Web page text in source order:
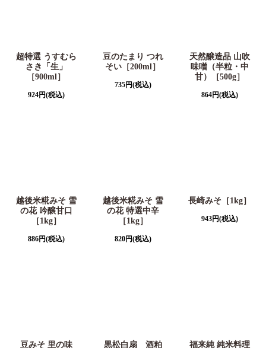
超特選 うすむら
さき「生」
［900ml］
924円(税込)
豆のたまり つれ
そい［200ml］
735円(税込)
天然醸造品 山吹
味噌（半粒・中
甘）［500g］
864円(税込)
越後米糀みそ 雪
の花 吟醸甘口
［1kg］
886円(税込)
越後米糀みそ 雪
の花 特選中辛
［1kg］
820円(税込)
長崎みそ［1kg］
943円(税込)
豆みそ 里の味
黒松白扇 酒粕
福来純 純米料理